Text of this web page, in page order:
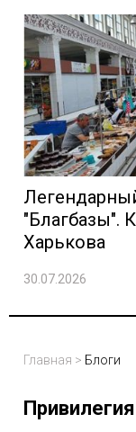
"Благбазы".
Харькова
30.07.2026
Главная > Блоги